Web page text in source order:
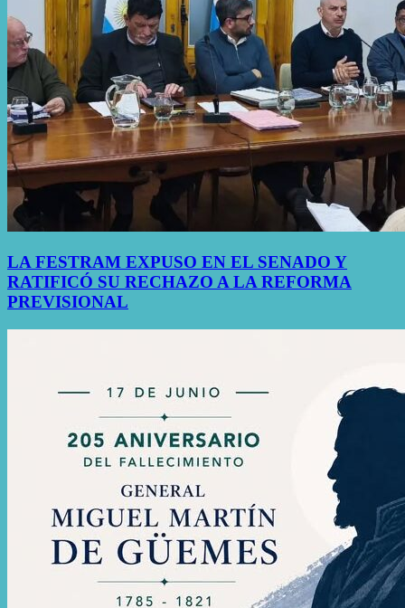
LA FESTRAM EXPUSO EN EL SENADO Y
RATIFICÓ SU RECHAZO A LA REFORMA
PREVISIONAL